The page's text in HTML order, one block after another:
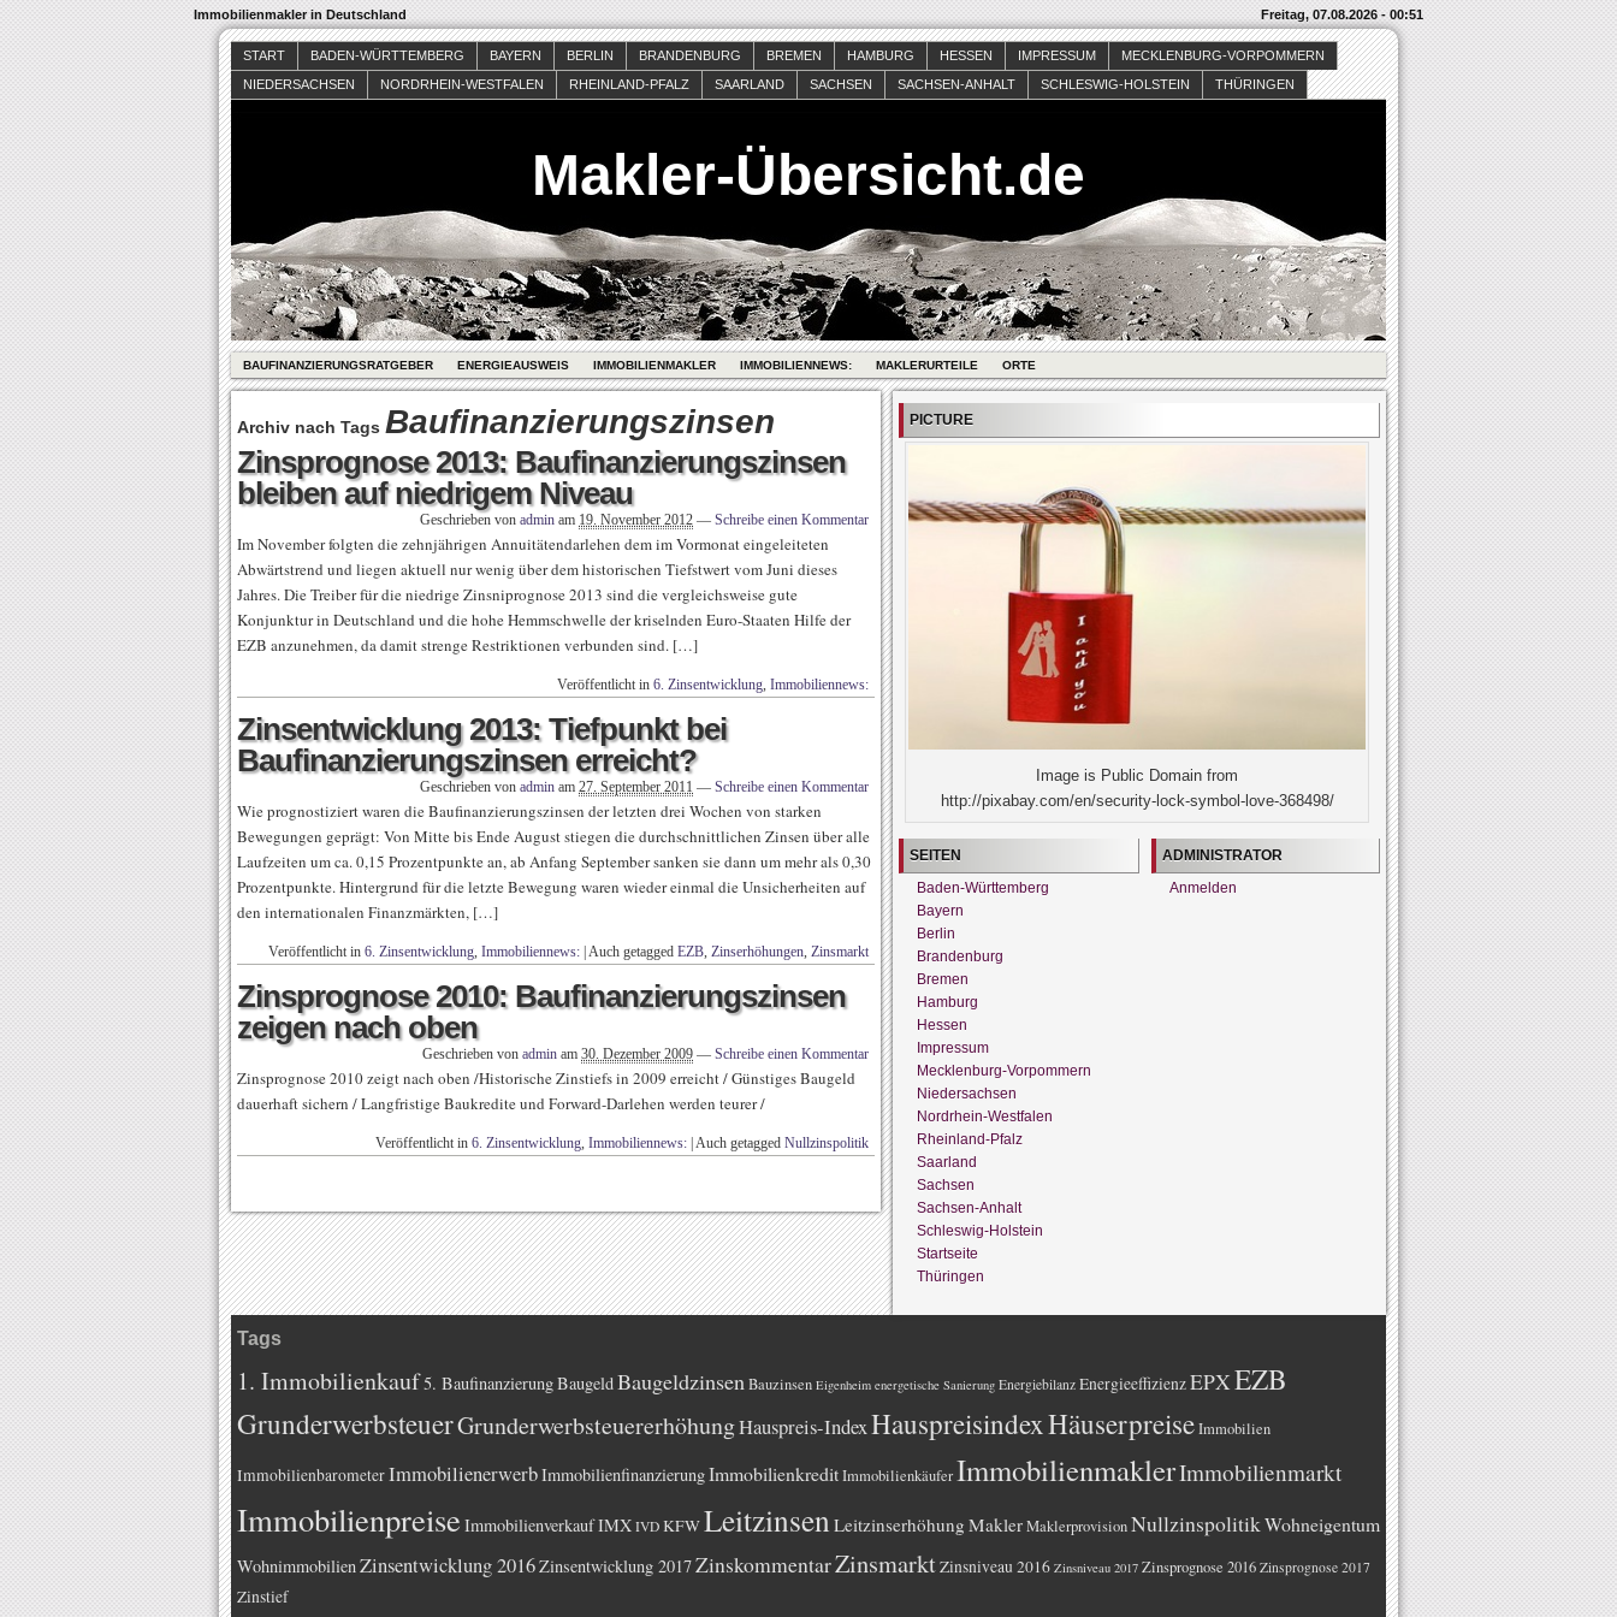
Immobilienmakler in Deutschland Freitag, 07.08.2026 - 00:51
START BADEN-WÜRTTEMBERG BAYERN BERLIN BRANDENBURG BREMEN HAMBURG HESSEN IMPRESSUM
MECKLENBURG-VORPOMMERN
NIEDERSACHSEN
NORDRHEIN-WESTFALEN RHEINLAND-PFALZ SAARLAND SACHSEN SACHSEN-ANHALT SCHLESWIG-HOLSTEIN THÜRINGEN
Makler-Übersicht.de
BAUFINANZIERUNGSRATGEBER ENERGIEAUSWEIS IMMOBILIENMAKLER IMMOBILIENNEWS: MAKLERURTEILE ORTE
Archiv nach Tags Baufinanzierungszinsen
Zinsprognose 2013: Baufinanzierungszinsen
bleiben auf niedrigem Niveau
Geschrieben von admin am 19. November 2012 — Schreibe einen Kommentar
Im November folgten die zehnjährigen Annuitätendarlehen dem im Vormonat eingeleiteten
Abwärtstrend und liegen aktuell nur wenig über dem historischen Tiefstwert vom Juni dieses
Jahres. Die Treiber für die niedrige Zinsniprognose 2013 sind die vergleichsweise gute
Konjunktur in Deutschland und die hohe Hemmschwelle der kriselnden Euro-Staaten Hilfe der
EZB anzunehmen, da damit strenge Restriktionen verbunden sind. […]
Veröffentlicht in 6. Zinsentwicklung, Immobiliennews:
Zinsentwicklung 2013: Tiefpunkt bei
Baufinanzierungszinsen erreicht?
Geschrieben von admin am 27. September 2011 — Schreibe einen Kommentar
Wie prognostiziert waren die Baufinanzierungszinsen der letzten drei Wochen von starken
Bewegungen geprägt: Von Mitte bis Ende August stiegen die durchschnittlichen Zinsen über alle
Laufzeiten um ca. 0,15 Prozentpunkte an, ab Anfang September sanken sie dann um mehr als 0,30
Prozentpunkte. Hintergrund für die letzte Bewegung waren wieder einmal die Unsicherheiten auf
den internationalen Finanzmärkten, […]
Veröffentlicht in 6. Zinsentwicklung, Immobiliennews: Auch getagged EZB, Zinserhöhungen, Zinsmarkt
Zinsprognose 2010: Baufinanzierungszinsen
zeigen nach oben
Geschrieben von admin am 30. Dezember 2009 — Schreibe einen Kommentar
Zinsprognose 2010 zeigt nach oben /Historische Zinstiefs in 2009 erreicht / Günstiges Baugeld
dauerhaft sichern / Langfristige Baukredite und Forward-Darlehen werden teurer /
Veröffentlicht in 6. Zinsentwicklung, Immobiliennews: Auch getagged Nullzinspolitik
PICTURE
Image is Public Domain from
http://pixabay.com/en/security-lock-symbol-love-368498/
SEITEN
Baden-Württemberg
Bayern
Berlin
Brandenburg
Bremen
Hamburg
Hessen
Impressum
Mecklenburg-Vorpommern
Niedersachsen
Nordrhein-Westfalen
Rheinland-Pfalz
Saarland
Sachsen
Sachsen-Anhalt
Schleswig-Holstein
Startseite
Thüringen
ADMINISTRATOR
Anmelden
Tags
1. Immobilienkauf5. BaufinanzierungBaugeldBaugeldzinsen Bauzinsen Eigenheim energetische Sanierung Energiebilanz EnergieeffizienzEPXEZB
GrunderwerbsteuerGrunderwerbsteuererhöhungHauspreis-IndexHauspreisindexHäuserpreiseImmobilien
ImmobilienbarometerImmobilienerwerbImmobilienfinanzierungImmobilienkreditImmobilienkäuferImmobilienmaklerImmobilienmarkt
Immobilienpreise ImmobilienverkaufIMX IVD KFWLeitzinsen Leitzinserhöhung MaklerMaklerprovisionNullzinspolitikWohneigentum
Wohnimmobilien Zinsentwicklung 2016Zinsentwicklung 2017ZinskommentarZinsmarktZinsniveau 2016 Zinsniveau 2017 Zinsprognose 2016 Zinsprognose 2017
Zinstief